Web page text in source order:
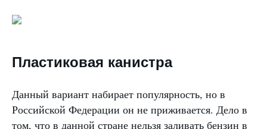
Пластиковая канистра
Данный вариант набирает популярность, но в
Российской Федерации он не приживается. Дело в
том, что в данной стране нельзя заливать бензин в